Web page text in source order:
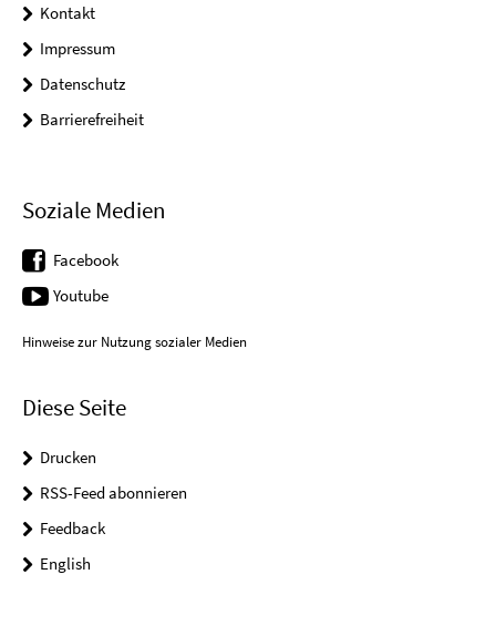
Kontakt
Impressum
Datenschutz
Barrierefreiheit
Soziale Medien
Facebook
Youtube
Hinweise zur Nutzung sozialer Medien
Diese Seite
Drucken
RSS-Feed abonnieren
Feedback
English